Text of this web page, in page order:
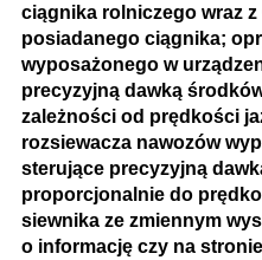
ciągnika rolniczego wraz z
posiadanego ciągnika;
wyposażonego w
precyzyjną dawką
zależności od prędkości
rozsiewacza nawozów
sterujące precyzyjną
proporcjonalnie do
siewnika ze zmiennym
o informację czy na